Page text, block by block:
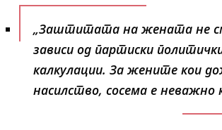
„Заштитата на жената не
зависи од партиски
калкулации. За жените кои
насилство, сосема е неважно